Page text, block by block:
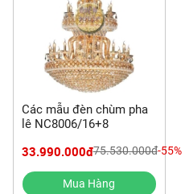
Các mẫu đèn chùm pha
lê NC8006/16+8
33.990.000đ75.530.000đ-55%
Mua Hàng